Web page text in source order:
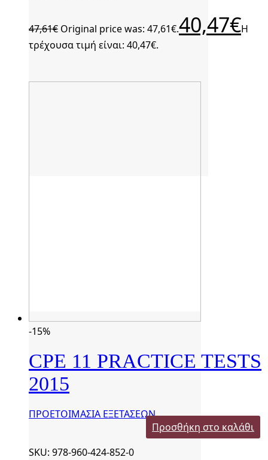
47,61€ Original price was: 47,61€.40,47€Η
τρέχουσα τιμή είναι: 40,47€.
-15%
CPE 11 PRACTICE TESTS
2015
ΠΡΟΕΤΟΙΜΑΣΙΑ ΕΞΕΤΑΣΕΩΝ
Προσθήκη στο καλάθι
SKU: 978-960-424-852-0